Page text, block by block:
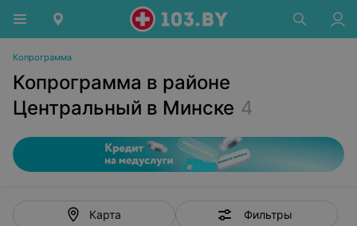
Копрограмма
Копрограмма в районе
Центральный в Минске 4
Карта Фильтры